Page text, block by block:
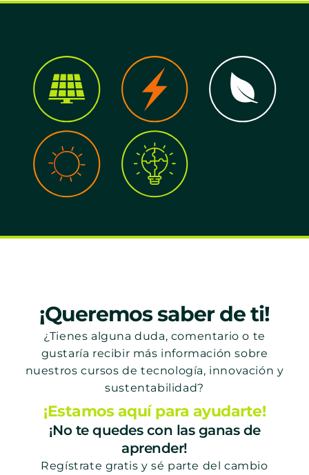
¡Queremos saber de ti!
¿Tienes alguna duda, comentario o te
gustaría recibir más información sobre
nuestros cursos de tecnología, innovación y
sustentabilidad?
¡Estamos aquí para ayudarte!
¡No te quedes con las ganas de
aprender!
Regístrate gratis y sé parte del cambio